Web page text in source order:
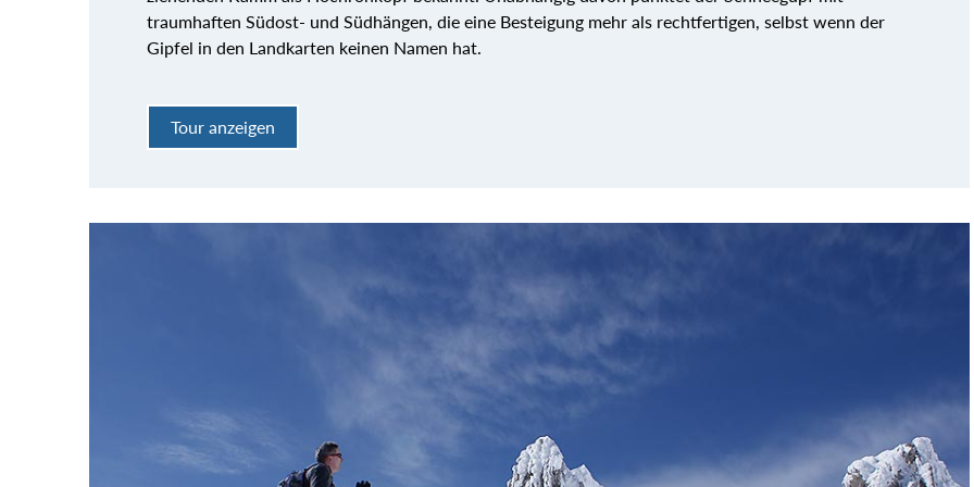
traumhaften Südost- und Südhängen, die eine Besteigung mehr als rechtfertigen, selbst wenn der
Gipfel in den Landkarten keinen Namen hat.
Tour anzeigen